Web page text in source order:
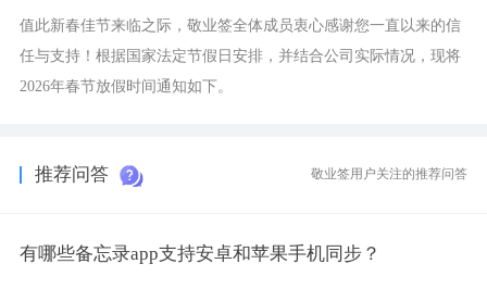
值此新春佳节来临之际，敬业签全体成员衷心感谢您一直以来的信
任与支持！根据国家法定节假日安排，并结合公司实际情况，现将
2026年春节放假时间通知如下。
推荐问答 敬业签用户关注的推荐问答
有哪些备忘录app支持安卓和苹果手机同步？